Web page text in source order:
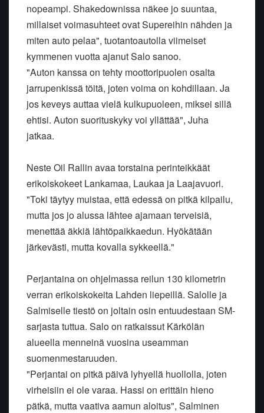
nopeampi. Shakedownissa näkee jo suuntaa,
millaiset voimasuhteet ovat Supereihin nähden ja
miten auto pelaa", tuotantoautolla viimeiset
kymmenen vuotta ajanut Salo sanoo.
"Auton kanssa on tehty moottoripuolen osalta
jarrupenkissä töitä, joten voima on kohdillaan. Ja
jos keveys auttaa vielä kulkupuoleen, miksei sillä
ehtisi. Auton suorituskyky voi yllättää", Juha
jatkaa.
Neste Oil Rallin avaa torstaina perinteikkäät
erikoiskokeet Lankamaa, Laukaa ja Laajavuori.
"Toki täytyy muistaa, että edessä on pitkä kilpailu,
mutta jos jo alussa lähtee ajamaan terveisiä,
menettää äkkiä lähtöpaikkaedun. Hyökätään
järkevästi, mutta kovalla sykkeellä."
Perjantaina on ohjelmassa reilun 130 kilometrin
verran erikoiskokeita Lahden liepeillä. Salolle ja
Salmiselle tiestö on joltain osin entuudestaan SM-
sarjasta tuttua. Salo on ratkaissut Kärkölän
alueella menneinä vuosina useamman
suomenmestaruuden.
"Perjantai on pitkä päivä lyhyellä huollolla, joten
virheisiin ei ole varaa. Hassi on erittäin hieno
pätkä, mutta vaativa aamun aloitus", Salminen